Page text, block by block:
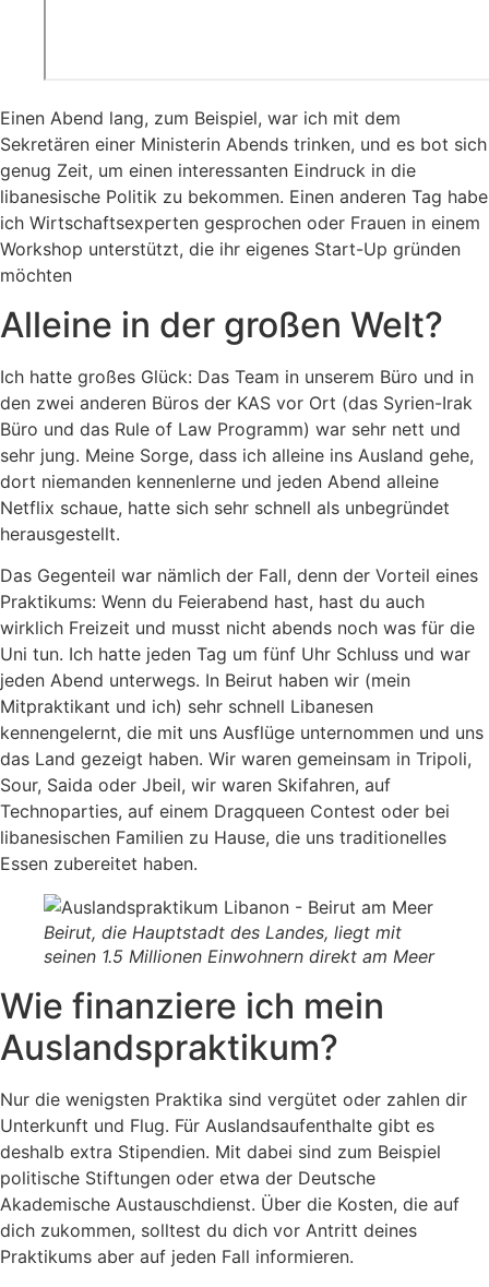
Einen Abend lang, zum Beispiel, war ich mit dem
Sekretären einer Ministerin Abends trinken, und es bot sich
genug Zeit, um einen interessanten Eindruck in die
libanesische Politik zu bekommen. Einen anderen Tag habe
ich Wirtschaftsexperten gesprochen oder Frauen in einem
Workshop unterstützt, die ihr eigenes Start-Up gründen
möchten
Alleine in der großen Welt?
Ich hatte großes Glück: Das Team in unserem Büro und in
den zwei anderen Büros der KAS vor Ort (das Syrien-Irak
Büro und das Rule of Law Programm) war sehr nett und
sehr jung. Meine Sorge, dass ich alleine ins Ausland gehe,
dort niemanden kennenlerne und jeden Abend alleine
Netflix schaue, hatte sich sehr schnell als unbegründet
herausgestellt.
Das Gegenteil war nämlich der Fall, denn der Vorteil eines
Praktikums: Wenn du Feierabend hast, hast du auch
wirklich Freizeit und musst nicht abends noch was für die
Uni tun. Ich hatte jeden Tag um fünf Uhr Schluss und war
jeden Abend unterwegs. In Beirut haben wir (mein
Mitpraktikant und ich) sehr schnell Libanesen
kennengelernt, die mit uns Ausflüge unternommen und uns
das Land gezeigt haben. Wir waren gemeinsam in Tripoli,
Sour, Saida oder Jbeil, wir waren Skifahren, auf
Technoparties, auf einem Dragqueen Contest oder bei
libanesischen Familien zu Hause, die uns traditionelles
Essen zubereitet haben.
Beirut, die Hauptstadt des Landes, liegt mit
seinen 1.5 Millionen Einwohnern direkt am Meer
Wie finanziere ich mein
Auslandspraktikum?
Nur die wenigsten Praktika sind vergütet oder zahlen dir
Unterkunft und Flug. Für Auslandsaufenthalte gibt es
deshalb extra Stipendien. Mit dabei sind zum Beispiel
politische Stiftungen oder etwa der Deutsche
Akademische Austauschdienst. Über die Kosten, die auf
dich zukommen, solltest du dich vor Antritt deines
Praktikums aber auf jeden Fall informieren.